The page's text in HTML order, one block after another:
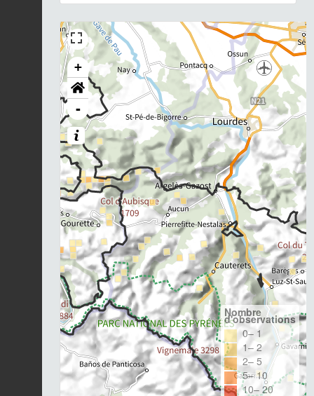
+
-
Nombre
d'observations
0– 1
1– 2
2– 5
5– 10
10– 20